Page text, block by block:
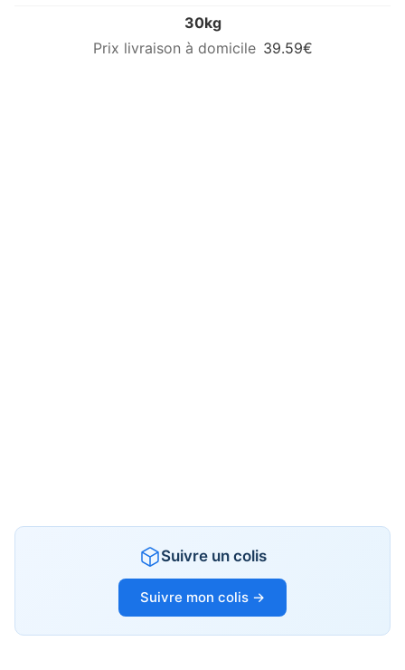
30kg
39.59€
Suivre un colis
Suivre mon colis →